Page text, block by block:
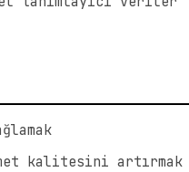
kalitesini artırmak